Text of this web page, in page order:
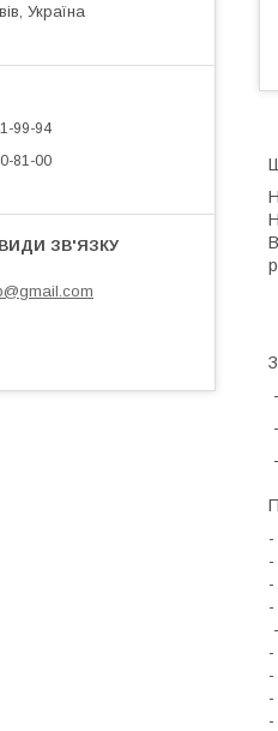
-
-
-
-
-
-
-
Україна
99-94
81-00